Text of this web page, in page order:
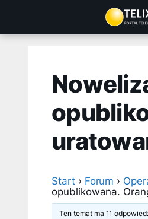
treści
Start › Forum ›
opublikowana.
Ten temat ma 11